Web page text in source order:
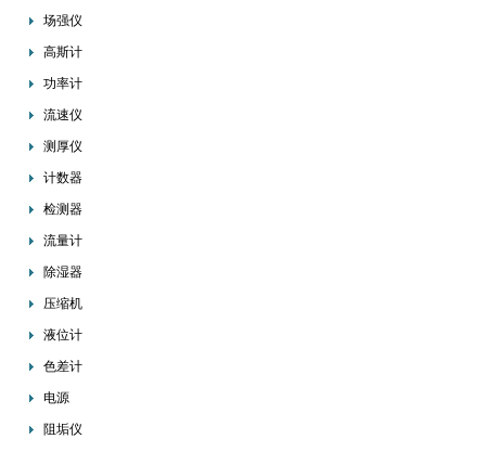
场强仪
高斯计
功率计
流速仪
测厚仪
计数器
检测器
流量计
除湿器
压缩机
液位计
色差计
电源
阻垢仪